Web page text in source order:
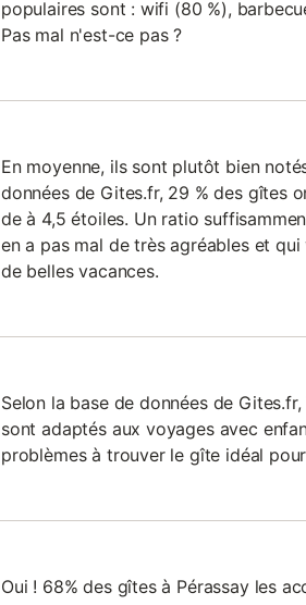
populaires sont : wifi (80 %),
Pas mal n'est-ce pas ?
En moyenne, ils sont plutôt bien
données de Gites.fr, 29 % des gîtes
de à 4,5 étoiles. Un ratio
en a pas mal de très agréables et
de belles vacances.
Selon la base de données de
sont adaptés aux voyages avec
problèmes à trouver le gîte idéal
Oui ! 68% des gîtes à Pérassay les